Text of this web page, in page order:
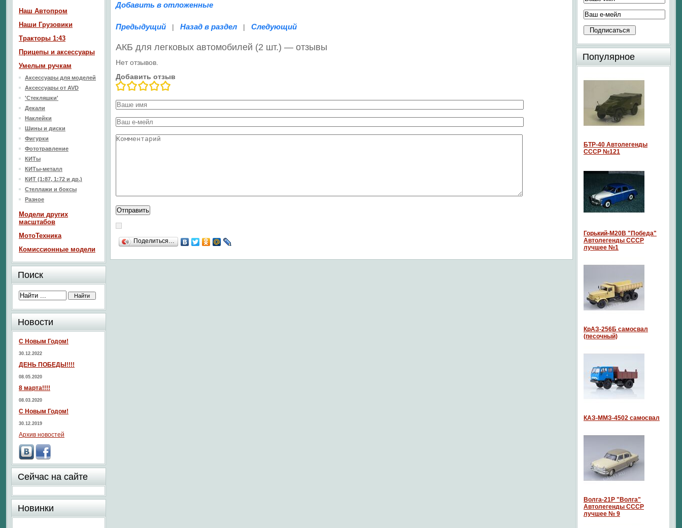
Добавить в отложенные
Предыдущий | Назад в раздел | Следующий
АКБ для легковых автомобилей (2 шт.) — отзывы
Нет отзывов.
Добавить отзыв
Поделиться…
Наш Aвтопром
Наши Грузовики
Тракторы 1:43
Прицепы и аксессуары
Умелым ручкам
Аксессуары для моделей
Аксессуары от AVD
'Стекляшки'
Декали
Наклейки
Шины и диски
Фигурки
Фототравление
КИТы
КИТы-металл
КИТ (1:87, 1:72 и др.)
Стеллажи и боксы
Разное
Модели других
масштабов
МотоТехника
Комиссионные модели
Поиск
Новости
С Новым Годом!
30.12.2022
ДЕНЬ ПОБЕДЫ!!!!
08.05.2020
8 марта!!!!
08.03.2020
С Новым Годом!
30.12.2019
Архив новостей
Сейчас на сайте
Новинки
Популярное
БТР-40 Автолегенды
СССР №121
Горький-М20В "Победа"
Автолегенды СССР
лучшее №1
КрАЗ-256Б самосвал
(песочный)
КАЗ-ММЗ-4502 самосвал
Волга-21P "Волга"
Автолегенды СССР
лучшее № 9